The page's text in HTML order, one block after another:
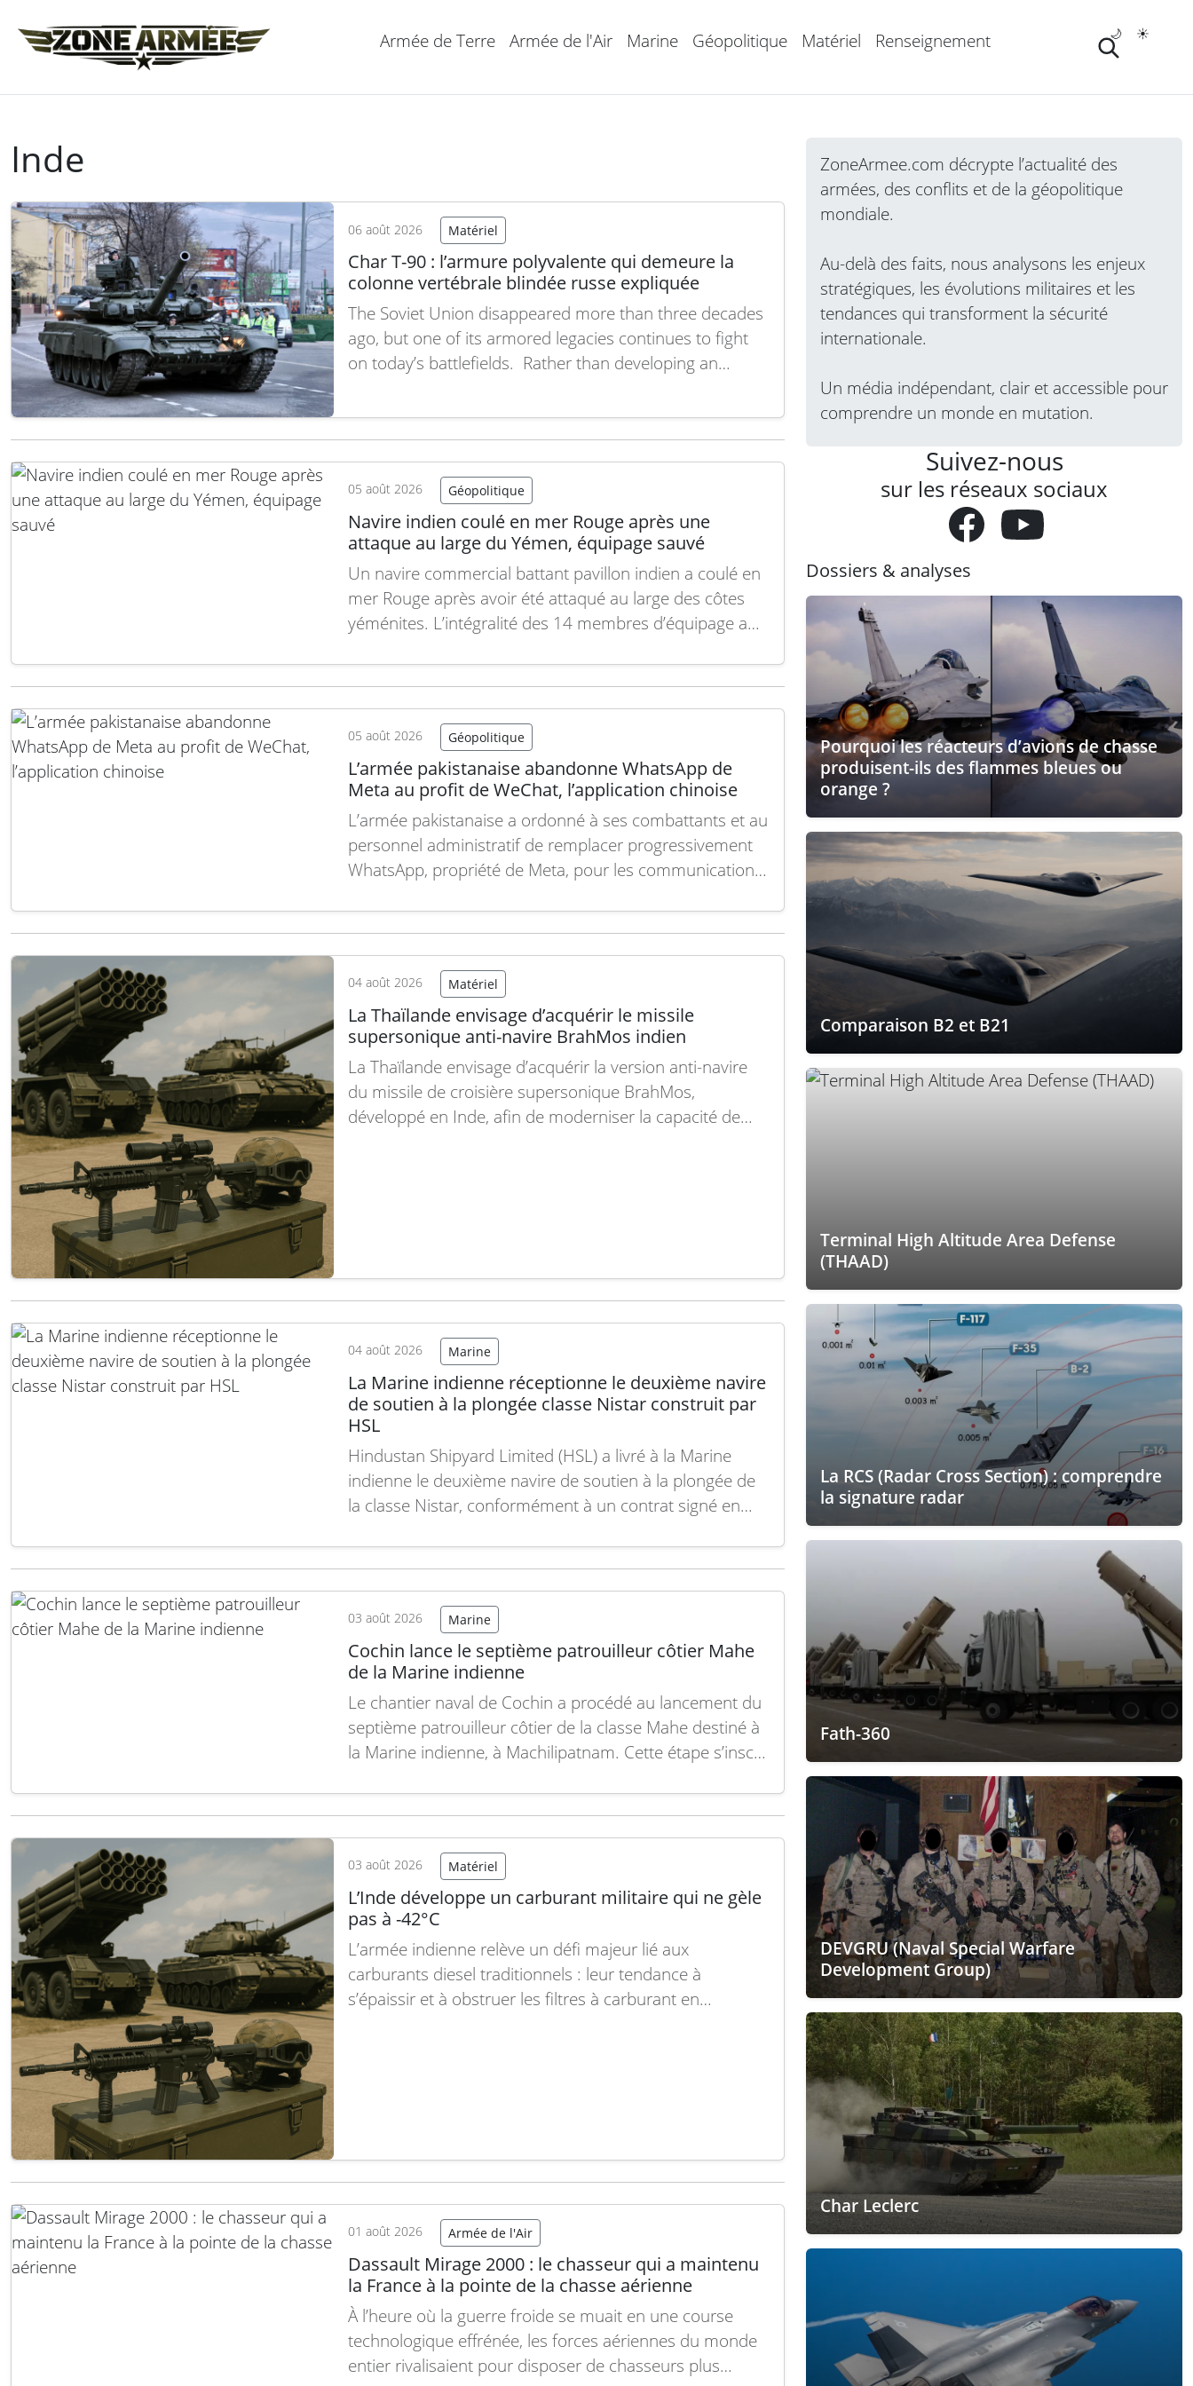
Armée de Terre Armée de l'Air Marine Géopolitique Matériel Renseignement ☀️
🌙
Inde
06 août 2026 Matériel
Char T-90 : l’armure polyvalente qui demeure la
colonne vertébrale blindée russe expliquée
The Soviet Union disappeared more than three decades
ago, but one of its armored legacies continues to fight
on today’s battlefields. Rather than developing an
T-72 into the T-90, creating a platform that has…Lire la
suite
05 août 2026 Géopolitique
Navire indien coulé en mer Rouge après une
attaque au large du Yémen, équipage sauvé
Un navire commercial battant pavillon indien a coulé en
mer Rouge après avoir été attaqué au large des côtes
yéménites. L’intégralité des 14 membres d’équipage a
MSV Faize Noore Oliya a sombré mardi après une
05 août 2026 Géopolitique
L’armée pakistanaise abandonne WhatsApp de
Meta au profit de WeChat, l’application chinoise
L’armée pakistanaise a ordonné à ses combattants et au
personnel administratif de remplacer progressivement
WhatsApp, propriété de Meta, pour les communications
changement a été engagé à Islamabad en réponse à des
les plateformes occidentales, notamment en raison…
Lire la suite
04 août 2026 Matériel
La Thaïlande envisage d’acquérir le missile
supersonique anti-navire BrahMos indien
La Thaïlande envisage d’acquérir la version anti-navire
du missile de croisière supersonique BrahMos,
développé en Inde, afin de moderniser la capacité de
04 août 2026 Marine
La Marine indienne réceptionne le deuxième navire
de soutien à la plongée classe Nistar construit par
HSL
Hindustan Shipyard Limited (HSL) a livré à la Marine
indienne le deuxième navire de soutien à la plongée de
la classe Nistar, conformément à un contrat signé en
pose de sa quille en 2020 et son lancement en 2022,
03 août 2026 Marine
Cochin lance le septième patrouilleur côtier Mahe
de la Marine indienne
Le chantier naval de Cochin a procédé au lancement du
septième patrouilleur côtier de la classe Mahe destiné à
la Marine indienne, à Machilipatnam. Cette étape s’inscrit
déployer 16 bâtiments de surface modernes pour faire
03 août 2026 Matériel
L’Inde développe un carburant militaire qui ne gèle
pas à -42°C
L’armée indienne relève un défi majeur lié aux
carburants diesel traditionnels : leur tendance à
s’épaissir et à obstruer les filtres à carburant en
01 août 2026 Armée de l'Air
Dassault Mirage 2000 : le chasseur qui a maintenu
la France à la pointe de la chasse aérienne
À l’heure où la guerre froide se muait en une course
technologique effrénée, les forces aériennes du monde
entier rivalisaient pour disposer de chasseurs plus
ZoneArmee.com décrypte l’actualité des
armées, des conflits et de la géopolitique
mondiale.
Au-delà des faits, nous analysons les enjeux
stratégiques, les évolutions militaires et les
tendances qui transforment la sécurité
internationale.
Un média indépendant, clair et accessible pour
comprendre un monde en mutation.
Suivez-nous
sur les réseaux sociaux
Dossiers & analyses
Pourquoi les réacteurs d’avions de chasse
produisent-ils des flammes bleues ou
orange ?
Comparaison B2 et B21
Terminal High Altitude Area Defense
(THAAD)
La RCS (Radar Cross Section) : comprendre
la signature radar
Fath-360
DEVGRU (Naval Special Warfare
Development Group)
Char Leclerc